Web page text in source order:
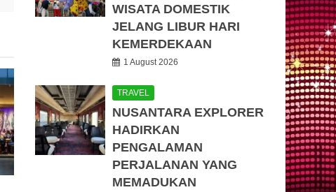
WISATA DOMESTIK
JELANG LIBUR HARI
KEMERDEKAAN
1 August 2026
TRAVEL
NUSANTARA EXPLORER
HADIRKAN
PENGALAMAN
PERJALANAN YANG
MEMADUKAN